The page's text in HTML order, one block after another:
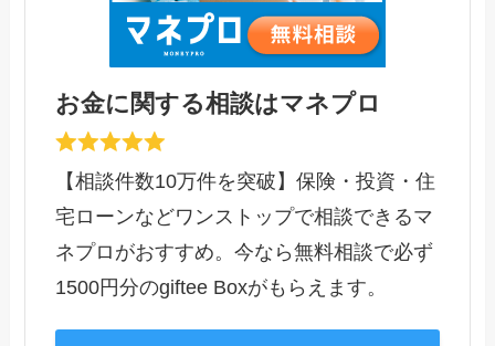
お金に関する相談はマネプロ
【相談件数10万件を突破】保険・投資・住
宅ローンなどワンストップで相談できるマ
ネプロがおすすめ。今なら無料相談で必ず
1500円分のgiftee Boxがもらえます。